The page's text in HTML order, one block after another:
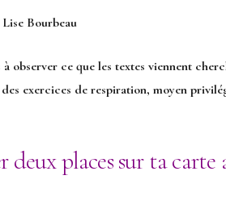
Bourbeau
observer ce que les textes viennent
exercices de respiration, moyen
deux places sur ta